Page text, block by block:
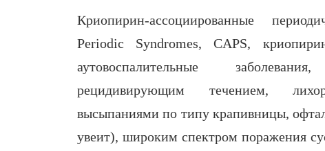
Криопирин-ассоциированные
Рeriodic Syndromes, CAPS,
аутовоспалительные
рецидивирующим течением,
высыпаниями по типу крапивницы,
увеит), широким спектром поражения